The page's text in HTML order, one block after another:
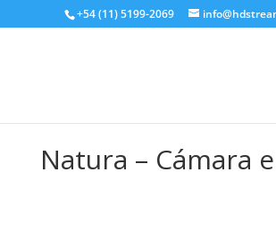
+54 (11) 5199-2069
Natura – Cámara